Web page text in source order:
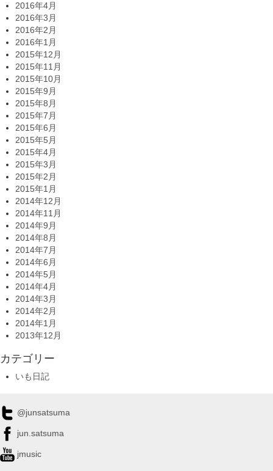
2016年4月
2016年3月
2016年2月
2016年1月
2015年12月
2015年11月
2015年10月
2015年9月
2015年8月
2015年7月
2015年6月
2015年5月
2015年4月
2015年3月
2015年2月
2015年1月
2014年12月
2014年11月
2014年9月
2014年8月
2014年7月
2014年6月
2014年5月
2014年4月
2014年3月
2014年2月
2014年1月
2013年12月
カテゴリー
いも日記
@junsatsuma
jun.satsuma
jmusic